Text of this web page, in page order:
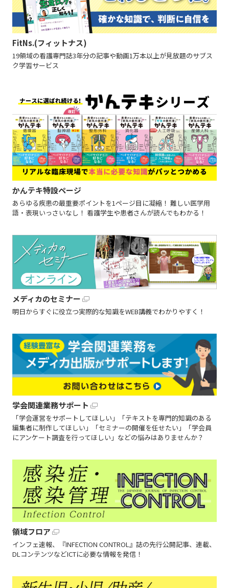
FitNs.(フィットナス)
19領域の看護専門誌3年分の記事や動画1万本以上が見放題のサブス
ク学習サービス
かんテキ特設ページ
あらゆる疾患の最重要ポイントを1ページ目に凝縮！ 難しい医学用
語・表現いっさいなし！ 看護学生や患者さんが読んでもわかる！
メディカのセミナー
明日からすぐに役立つ実際的な知識をWEB講義でわかりやすく！
学会関連業務サポート
「学会運営をサポートしてほしい」「テキストを専門的知識のある
編集者に制作してほしい」「セミナーの開催を任せたい」「学会員
にアンケート調査を行ってほしい」などの悩みはありませんか？
領域フロア
インフェ速報、『INFECTION CONTROL』誌の先行公開記事、連載、
DLコンテンツなどICTに必要な情報を発信！